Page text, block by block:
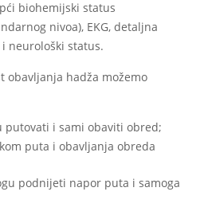
biohemijski status
nivoa), EKG, detaljna
neurološki status.
obavljanja hadža možemo
putovati i sami obaviti obred;
puta i obavljanja obreda
podnijeti napor puta i samoga